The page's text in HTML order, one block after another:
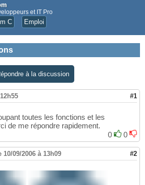
et IT Pro
C Emploi
à la discussion
#1
toutes les fonctions et les
de me répondre rapidement.
0
0
10/09/2006 à 13h09 #2